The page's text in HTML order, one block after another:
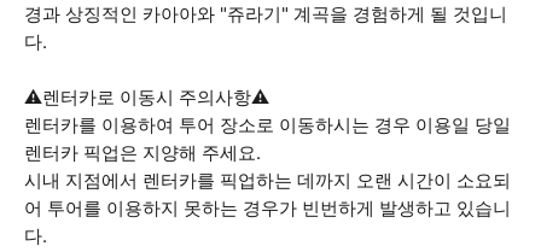
경과 상징적인 카아아와 "쥬라기" 계곡을 경험하게 될 것입니
다.
⚠️렌터카로 이동시 주의사항⚠️
렌터카를 이용하여 투어 장소로 이동하시는 경우 이용일 당일
렌터카 픽업은 지양해 주세요.
시내 지점에서 렌터카를 픽업하는 데까지 오랜 시간이 소요되
어 투어를 이용하지 못하는 경우가 빈번하게 발생하고 있습니
다.